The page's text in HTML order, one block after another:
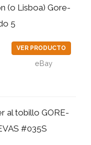
(o Lisboa) Gore-
5
VER PRODUCTO
eBay
al tobillo GORE-
#035S